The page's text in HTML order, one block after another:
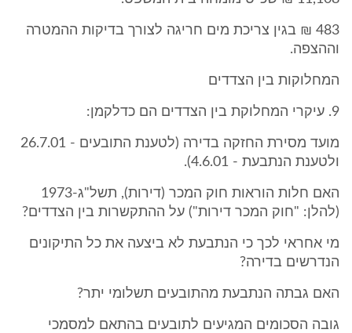
483 ₪ בגין צריכת מים חריגה לצורך בדיקות ההמטרה
וההצפה.
המחלוקות בין הצדדים
9. עיקרי המחלוקת בין הצדדים הם כדלקמן:
מועד מסירת החזקה בדירה (לטענת התובעים - 26.7.01
ולטענת הנתבעת - 4.6.01).
האם חלות הוראות חוק המכר (דירות), תשל"ג-1973
(להלן: "חוק המכר דירות") על ההתקשרות בין הצדדים?
מי אחראי לכך כי הנתבעת לא ביצעה את כל התיקונים
הנדרשים בדירה?
האם גבתה הנתבעת מהתובעים תשלומי יתר?
גובה הסכומים המגיעים לתובעים בהתאם למסמכי